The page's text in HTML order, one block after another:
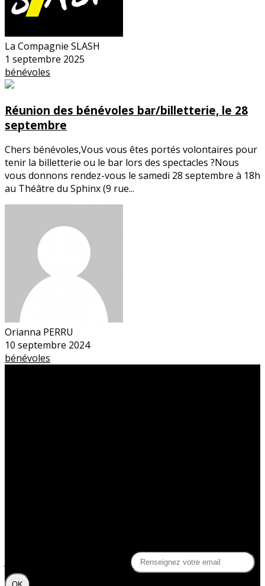
La Compagnie SLASH
1 septembre 2025
bénévoles
Réunion des bénévoles bar/billetterie, le 28
septembre
Chers bénévoles,Vous vous êtes portés volontaires pour
tenir la billetterie ou le bar lors des spectacles ?Nous
vous donnons rendez-vous le samedi 28 septembre à 18h
au Théâtre du Sphinx (9 rue...
Orianna PERRU
10 septembre 2024
bénévoles